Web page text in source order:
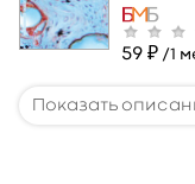
59 ₽ /1